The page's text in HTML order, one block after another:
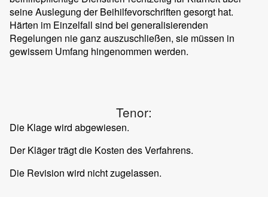
seine Auslegung der Beihilfevorschriften gesorgt hat.
Härten im Einzelfall sind bei generalisierenden
Regelungen nie ganz auszuschließen, sie müssen in
gewissem Umfang hingenommen werden.
Tenor:
Die Klage wird abgewiesen.
Der Kläger trägt die Kosten des Verfahrens.
Die Revision wird nicht zugelassen.